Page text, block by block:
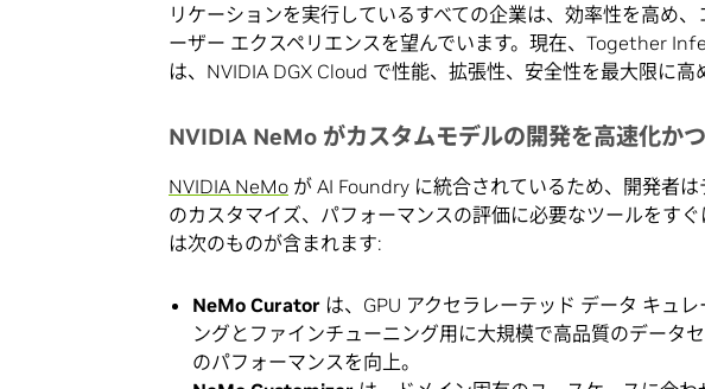
リケーションを実行しているすべての企業は、効率性を高め
ーザー エクスペリエンスを望んでいます。現在、Together
は、NVIDIA DGX Cloud で性能、拡張性、安全性を最大限に高
NVIDIA NeMo がカスタムモデルの開発を高速化か
NVIDIA NeMo が AI Foundry に統合されているため、開発者
のカスタマイズ、パフォーマンスの評価に必要なツールをす
は次のものが含まれます:
NeMo Curator は、GPU アクセラレーテッド データ キュ
ングとファインチューニング用に大規模で高品質のデータ
のパフォーマンスを向上。